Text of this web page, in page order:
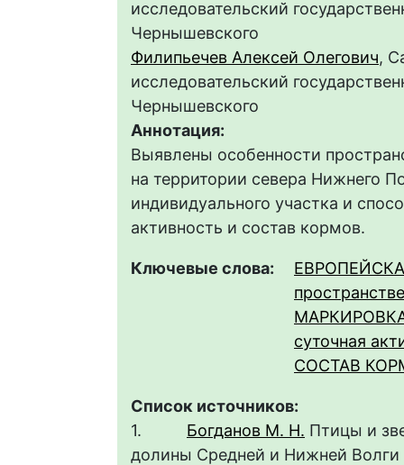
исследовательский
Чернышевского
Филипьечев Алексей Олегович,
исследовательский
Чернышевского
Аннотация:
Выявлены особенности
на территории севера Нижнего
индивидуального участка и
активность и состав кормов.
Ключевые слова:
суточная
СОСТАВ
Список источников:
1. Богданов М. Н. Птицы и
долины Средней и Нижней